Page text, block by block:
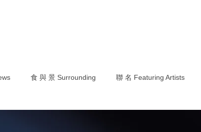
食 與 景 Surrounding 聯 名 Featuring Artists